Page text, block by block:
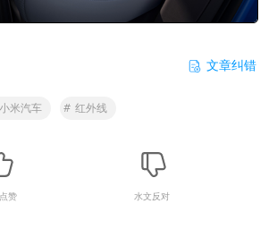
文章纠错
小米汽车 # 红外线
赞 水文反对